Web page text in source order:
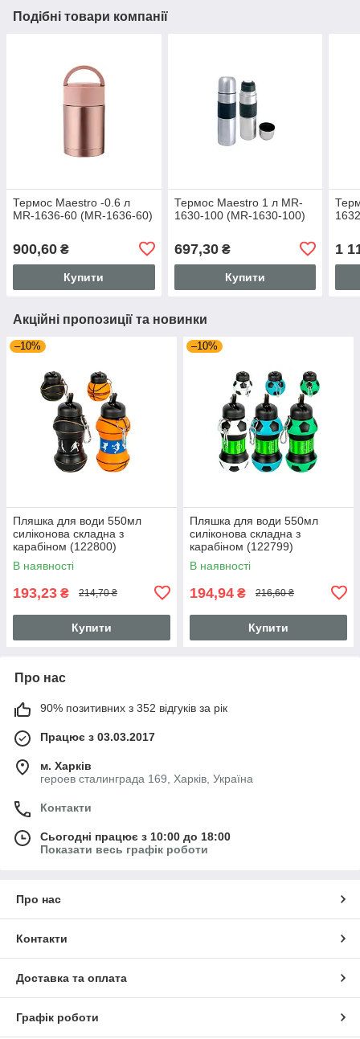
Подібні товари компанії
Термос Maestro -0.6 л
MR-1636-60 (MR-1636-60)
900,60 ₴
Купити
Термос Maestro 1 л MR-
1630-100 (MR-1630-100)
697,30₴
Купити
1
Акційні пропозиції та новинки
–10%
Пляшка для води 550мл
силіконова складна з
карабіном (122800)
В наявності
193,23 ₴ 214,70 ₴
Купити
–10%
Пляшка для води 550мл
силіконова складна з
карабіном (122799)
В наявності
194,94 ₴ 216,60 ₴
Купити
Про нас
90% позитивних з 352 відгуків за рік
Працює з 03.03.2017
м. Харків
героев сталинграда 169, Харків, Україна
Контакти
Сьогодні працює з 10:00 до 18:00
Показати весь графік роботи
Про нас
Контакти
Доставка та оплата
Графік роботи